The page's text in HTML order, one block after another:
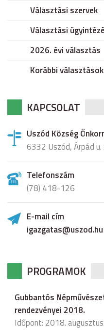
Választási szervek
Választási
2026. évi választás
Korábbi választások
KAPCSOLAT
Uszód Község
6332 Uszód, Árpád u.
Telefonszám
(78) 418-126
E-mail cím
igazgatas@uszod.hu
PROGRAMOK
Gubbantós
rendezvényei 2018.
Időpont: 2018.